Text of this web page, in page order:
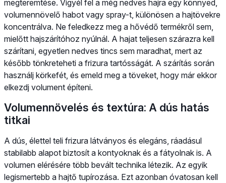
megteremtése. Vigyél fel a még nedves hajra egy könnyed,
volumennövelő habot vagy spray-t, különösen a hajtövekre
koncentrálva. Ne feledkezz meg a hővédő termékről sem,
mielőtt hajszárítóhoz nyúlnál. A hajat teljesen szárazra kell
szárítani, egyetlen nedves tincs sem maradhat, mert az
később tönkreteheti a frizura tartósságát. A szárítás során
használj körkefét, és emeld meg a töveket, hogy már ekkor
elkezdj volument építeni.
Volumennövelés és textúra: A dús hatás
titkai
A dús, élettel teli frizura látványos és elegáns, ráadásul
stabilabb alapot biztosít a kontyoknak és a fátyolnak is. A
volumen elérésére több bevált technika létezik. Az egyik
legismertebb a hajtő tupírozása. Ezt azonban óvatosan kell